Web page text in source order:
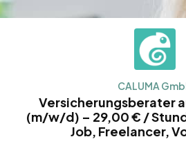
CALUMA
Versicherungsberater
(m/w/d) – 29,00 € /
Job, Freelancer,